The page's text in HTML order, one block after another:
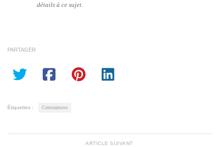
détails à ce sujet.
PARTAGER
Étiquettes : Colonialisme
ARTICLE SUIVANT